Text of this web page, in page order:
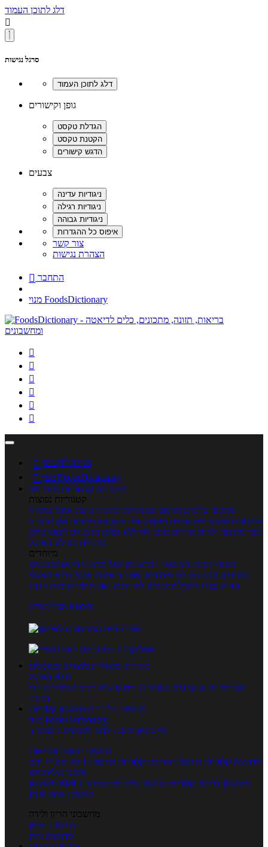
דלג לתוכן העמוד

סרגל נגישות
גופן וקישורים
צבעים
צור קשר
הצהרת נגישות
 התחבר
מנוי FoodsDictionary






 כניסה לחשבון

מנוי FoodsDictionary
מתכונים קטגוריות מתכונים
קטגוריות נפוצות
מתכוני סלטים מתכוני פשטידות מתכוני עוגות אוכל צמחוני
מתכונים לטבעוניים אפייה מוקפץ עוגיות פסטה מתכוני עוף מתכוני
בשר מתכוני ילדים מרקים מתכונים ללא גלוטן מתכונים לסוכרתיים
טרנדים בעולם האוכל
מיוחדים
מנתח המתכונים ספר המתכונים שלי מתכוני וידאו מתכונים
עשירים מתכונים לפי מצרכים אוכל דיאטטי אוכל בריא מאכלי
עדות ספרי בישול מתכונים לפי חגים ועונות לפי שיטות הכנה
אפליקציית Foods
מוצרים ומאכלים מוצרים ומאכלים
מילון האוכל
תפריטי תזונה ערכים תזונתיים חיפוש ע"פ רכיבים מכילים הכי
הרבה
מחשבון קלוריות מחשבון קלוריות
מנוי FoodsDictionary
5 ימי ניסיון חינם - לחצו לפרטים נוספים
מחשבוני תזונה ובריאות
מחשבון קלוריות מחשבון שריפת קלוריות מחשבון דופק מטרה יחס
מותניים לירכיים
מחשבון BMI
מחשבון צריכת קלוריות מחשבון מינונים מומלצים
מחשבון אחוז שומן
מחשבוני הריון ולידה
מחשבון הריון
מחשבון ביוץ